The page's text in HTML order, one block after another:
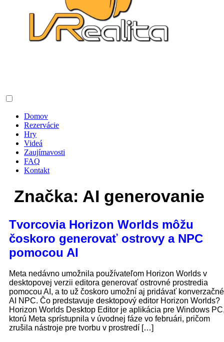
Domov
Rezervácie
Hry
Videá
Zaujímavosti
FAQ
Kontakt
Značka: AI generovanie
Tvorcovia Horizon Worlds môžu
čoskoro generovať ostrovy a NPC
pomocou AI
Meta nedávno umožnila používateľom Horizon Worlds v
desktopovej verzii editora generovať ostrovné prostredia
pomocou AI, a to už čoskoro umožní aj pridávať konverzačné
AI NPC. Čo predstavuje desktopový editor Horizon Worlds?
Horizon Worlds Desktop Editor je aplikácia pre Windows
ktorú Meta sprístupnila v úvodnej fáze vo februári, pričom
zrušila nástroje pre tvorbu v prostredí […]